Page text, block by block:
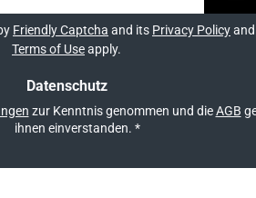
Friendly Captcha and its Privacy Policyand
Terms of Useapply.
Datenschutz
zur Kenntnis genommen und dieAGB
ihnen einverstanden. *